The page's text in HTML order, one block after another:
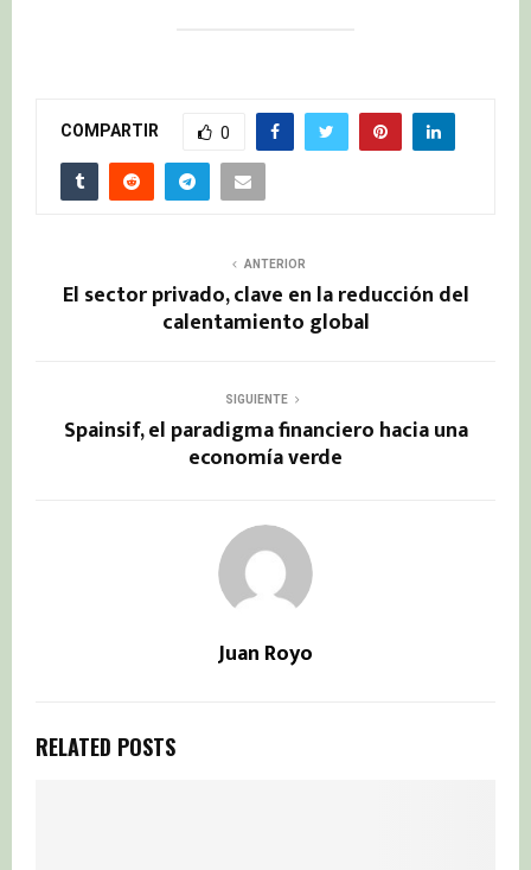
COMPARTIR 0
ANTERIOR
El sector privado, clave en la reducción del
calentamiento global
SIGUIENTE
Spainsif, el paradigma financiero hacia una
economía verde
Juan Royo
RELATED POSTS